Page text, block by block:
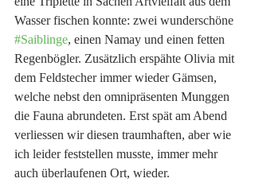
Wasser fischen konnte: zwei wunderschöne
#Saiblinge, einen Namay und einen fetten
Regenbögler. Zusätzlich erspähte Olivia mit
dem Feldstecher immer wieder Gämsen,
welche nebst den omnipräsenten Munggen
die Fauna abrundeten. Erst spät am Abend
verliessen wir diesen traumhaften, aber wie
ich leider feststellen musste, immer mehr
auch überlaufenen Ort, wieder.